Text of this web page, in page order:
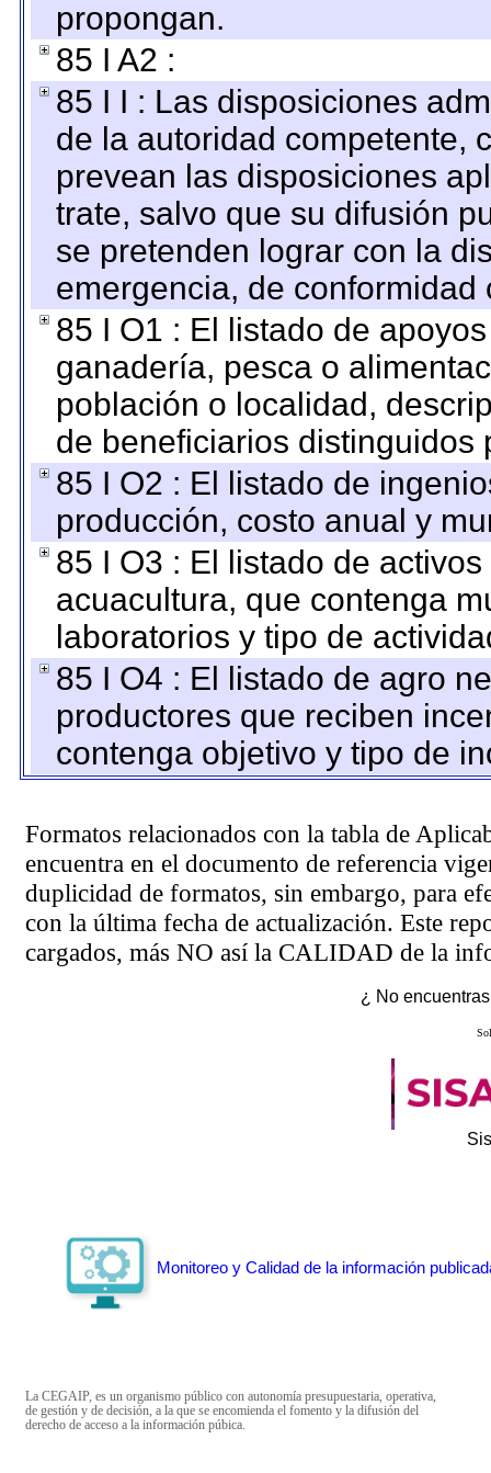
propongan.
85 I A2 :
85 I I : Las disposiciones
de la autoridad competente,
prevean las disposiciones
trate, salvo que su difusión
se pretenden lograr con la
emergencia, de
85 I O1 : El listado de
ganadería, pesca o
población o localidad,
de beneficiarios distinguidos
85 I O2 : El listado de
producción, costo anual y
85 I O3 : El listado de
acuacultura, que contenga
laboratorios y tipo de
85 I O4 : El listado de agro
productores que reciben
contenga objetivo y tipo de
Formatos relacionados con la tabla de
encuentra en el documento de referencia
duplicidad de formatos, sin embargo, para
con la última fecha de actualización. Este
cargados, más NO así la CALIDAD de la
¿ No
Monitoreo y Calidad de la información
La CEGAIP, es un organismo público con autonomía presupuestaria, operativa,
de gestión y de decisión, a la que se encomienda el fomento y la difusión del
derecho de acceso a la información púbica.